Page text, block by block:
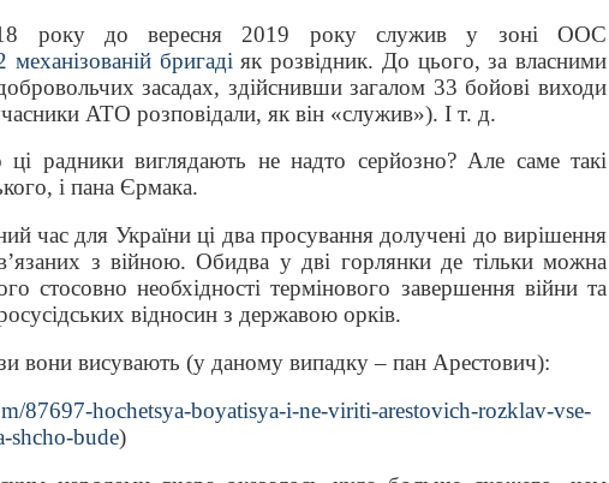
року до вересня 2019 року служив у зоні ООС
механізованій бригаді як розвідник. До цього, за власними
засадах, здійснивши загалом 33 бойові виходи
АТО розповідали, як він «служив»). І т. д.
радники виглядають не надто серйозно? Але саме такі
і пана Єрмака.
час для України ці два просування долучені до вирішення
з війною. Обидва у дві горлянки де тільки можна
стосовно необхідності термінового завершення війни та
відносин з державою орків.
вони висувають (у даному випадку – пан Арестович):
87697-hochetsya-boyatisya-i-ne-viriti-arestovich-rozklav-vse-
shcho-bude)